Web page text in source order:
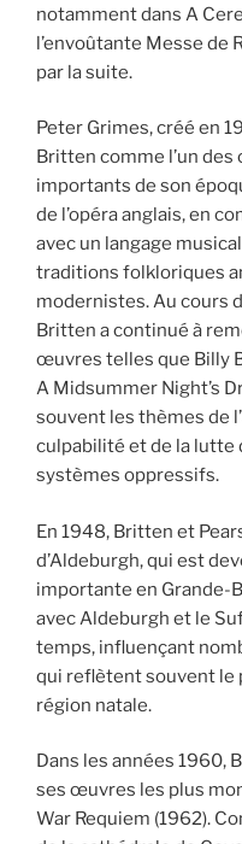
notamment dans A
l’envoûtante Messe de
par la suite.
Peter Grimes, créé en
Britten comme l’un
importants de son
de l’opéra anglais, en
avec un langage
traditions folkloriques
modernistes. Au cours
Britten a continué à
œuvres telles que Billy
A Midsummer Night’s
souvent les thèmes de
culpabilité et de la lutte
systèmes oppressifs.
En 1948, Britten et
d’Aldeburgh, qui est
importante en Grande-
avec Aldeburgh et le
temps, influençant
qui reflètent souvent le
région natale.
Dans les années 1960,
ses œuvres les plus
War Requiem (1962).